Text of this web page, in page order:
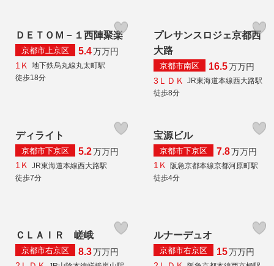
ＤＥＴＯＭ－１西陣聚楽
京都市上京区 5.4万万円
1Ｋ
地下鉄烏丸線丸太町駅
徒歩18分
プレサンスロジェ京都西
大路
京都市南区 16.5万万円
3ＬＤＫ
JR東海道本線西大路駅
徒歩8分
ディライト
京都市下京区 5.2万万円
1Ｋ JR東海道本線西大路駅
徒歩7分
宝源ビル
京都市下京区 7.8万万円
1Ｋ 阪急京都本線京都河原町駅
徒歩4分
ＣＬＡＩＲ 嵯峨
京都市右京区 8.3万万円
ルナーデュオ
京都市右京区 15万万円